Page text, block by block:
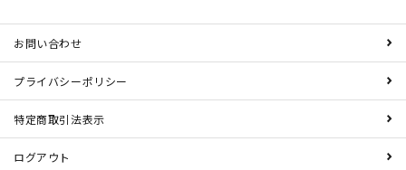
お問い合わせ
プライバシーポリシー
特定商取引法表示
ログアウト